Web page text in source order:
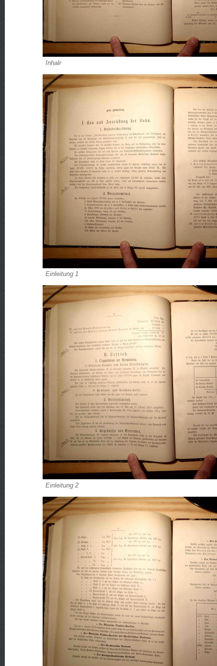
Inhalr
Einleitung 1
Einleitung 2